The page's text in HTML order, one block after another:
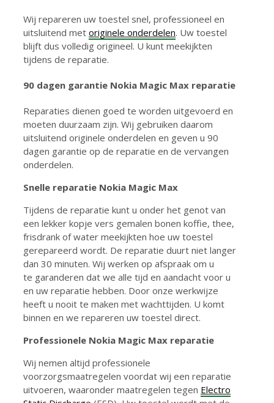
Wij repareren uw toestel snel, professioneel en
uitsluitend met originele onderdelen. Uw toestel
blijft dus volledig origineel. U kunt meekijkten
tijdens de reparatie.
90 dagen garantie Nokia Magic Max reparatie
Reparaties dienen goed te worden uitgevoerd en
moeten duurzaam zijn. Wij gebruiken daarom
uitsluitend originele onderdelen en geven u 90
dagen garantie op de reparatie en de vervangen
onderdelen.
Snelle reparatie Nokia Magic Max
Tijdens de reparatie kunt u onder het genot van
een lekker kopje vers gemalen bonen koffie, thee,
frisdrank of water meekijkten hoe uw toestel
gerepareerd wordt. De reparatie duurt niet langer
dan 30 minuten. Wij werken op afspraak om u
te garanderen dat we alle tijd en aandacht voor u
en uw reparatie hebben. Door onze werkwijze
heeft u nooit te maken met wachttijden. U komt
binnen en we repareren uw toestel direct.
Professionele Nokia Magic Max reparatie
Wij nemen altijd professionele
voorzorgsmaatregelen voordat wij een reparatie
uitvoeren, waaronder maatregelen tegen Electro